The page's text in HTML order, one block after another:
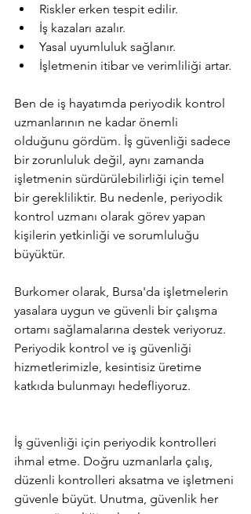
Riskler erken tespit edilir.
İş kazaları azalır.
Yasal uyumluluk sağlanır.
İşletmenin itibar ve verimliliği artar.
Ben de iş hayatımda periyodik kontrol
uzmanlarının ne kadar önemli
olduğunu gördüm. İş güvenliği sadece
bir zorunluluk değil, aynı zamanda
işletmenin sürdürülebilirliği için temel
bir gerekliliktir. Bu nedenle, periyodik
kontrol uzmanı olarak görev yapan
kişilerin yetkinliği ve sorumluluğu
büyüktür.
Burkomer olarak, Bursa'da işletmelerin
yasalara uygun ve güvenli bir çalışma
ortamı sağlamalarına destek veriyoruz.
Periyodik kontrol ve iş güvenliği
hizmetlerimizle, kesintisiz üretime
katkıda bulunmayı hedefliyoruz.
İş güvenliği için periyodik kontrolleri
ihmal etme. Doğru uzmanlarla çalış,
düzenli kontrolleri aksatma ve işletmeni
güvenle büyüt. Unutma, güvenlik her